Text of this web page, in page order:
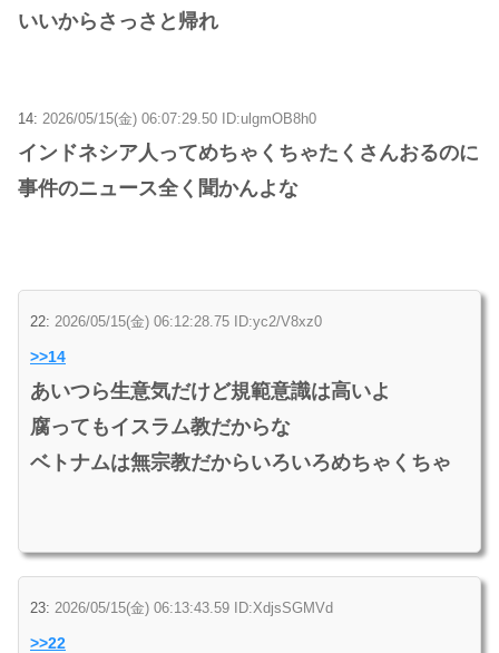
いいからさっさと帰れ
14: 2026/05/15(金) 06:07:29.50 ID:ulgmOB8h0
インドネシア人ってめちゃくちゃたくさんおるのに
事件のニュース全く聞かんよな
22: 2026/05/15(金) 06:12:28.75 ID:yc2/V8xz0
>>14
あいつら生意気だけど規範意識は高いよ
腐ってもイスラム教だからな
ベトナムは無宗教だからいろいろめちゃくちゃ
23: 2026/05/15(金) 06:13:43.59 ID:XdjsSGMVd
>>22